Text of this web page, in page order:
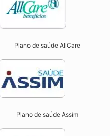
Plano de saúde AllCare
Plano de saúde Assim